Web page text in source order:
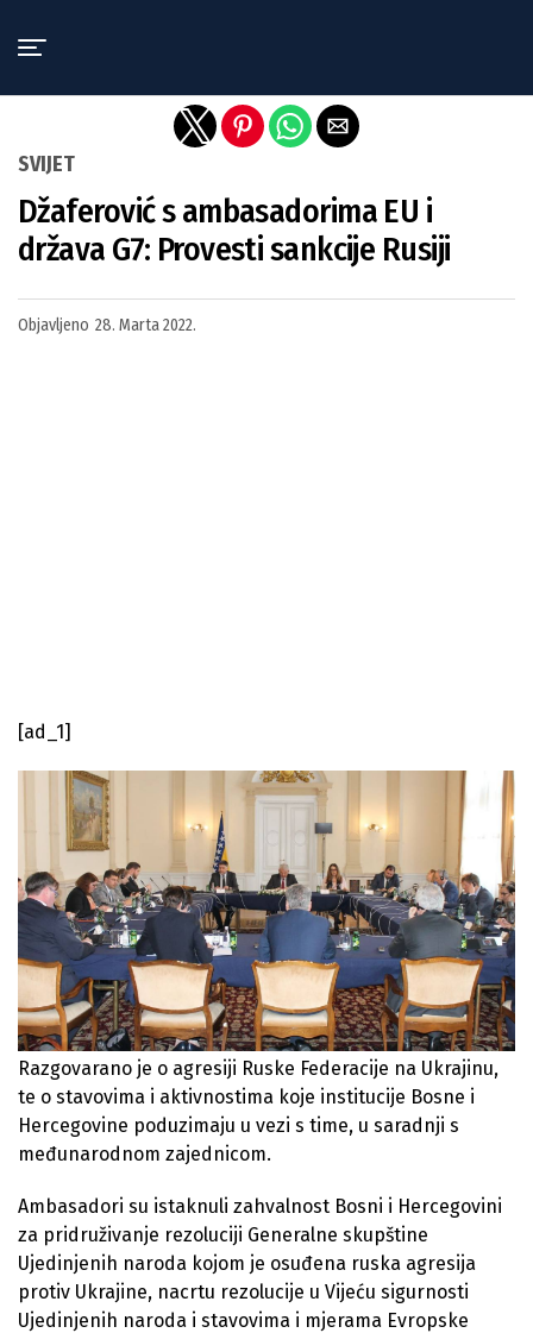
SVIJET
Džaferović s ambasadorima EU i
država G7: Provesti sankcije Rusiji
Objavljeno 28. Marta 2022.
[ad_1]
Razgovarano je o agresiji Ruske Federacije na Ukrajinu,
te o stavovima i aktivnostima koje institucije Bosne i
Hercegovine poduzimaju u vezi s time, u saradnji s
međunarodnom zajednicom.
Ambasadori su istaknuli zahvalnost Bosni i Hercegovini
za pridruživanje rezoluciji Generalne skupštine
Ujedinjenih naroda kojom je osuđena ruska agresija
protiv Ukrajine, nacrtu rezolucije u Vijeću sigurnosti
Ujedinjenih naroda i stavovima i mjerama Evropske